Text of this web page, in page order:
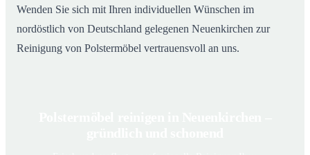
Wenden Sie sich mit Ihren individuellen Wünschen im
nordöstlich von Deutschland gelegenen Neuenkirchen zur
Reinigung von Polstermöbel vertrauensvoll an uns.